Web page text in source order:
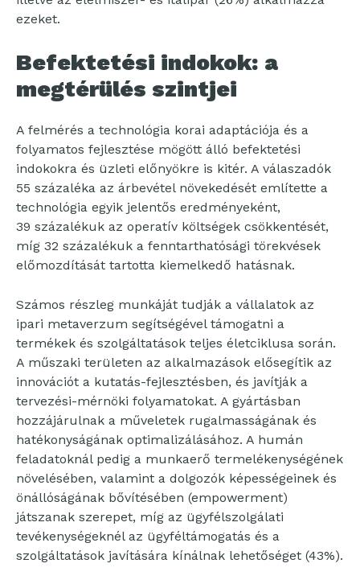
ezeket.
Befektetési indokok: a
megtérülés szintjei
A felmérés a technológia korai adaptációja és a
folyamatos fejlesztése mögött álló befektetési
indokokra és üzleti előnyökre is kitér. A válaszadók
55 százaléka az árbevétel növekedését említette a
technológia egyik jelentős eredményeként,
39 százalékuk az operatív költségek csökkentését,
míg 32 százalékuk a fenntarthatósági törekvések
előmozdítását tartotta kiemelkedő hatásnak.
Számos részleg munkáját tudják a vállalatok az
ipari metaverzum segítségével támogatni a
termékek és szolgáltatások teljes életciklusa során.
A műszaki területen az alkalmazások elősegítik az
innovációt a kutatás-fejlesztésben, és javítják a
tervezési-mérnöki folyamatokat. A gyártásban
hozzájárulnak a műveletek rugalmasságának és
hatékonyságának optimalizálásához. A humán
feladatoknál pedig a munkaerő termelékenységének
növelésében, valamint a dolgozók képességeinek és
önállóságának bővítésében (empowerment)
játszanak szerepet, míg az ügyfélszolgálati
tevékenységeknél az ügyféltámogatás és a
szolgáltatások javítására kínálnak lehetőséget (43%).